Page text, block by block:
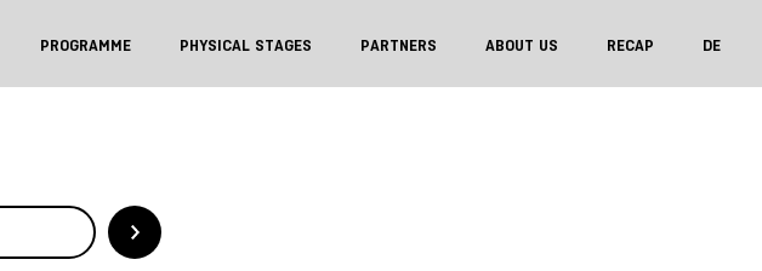
PROGRAMME PHYSICAL STAGES PARTNERS ABOUT US RECAP DE